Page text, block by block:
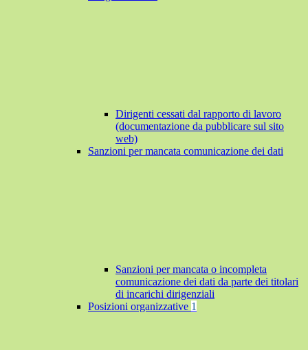
Dirigenti cessati dal rapporto di lavoro
(documentazione da pubblicare sul sito
web)
Sanzioni per mancata comunicazione dei dati
Sanzioni per mancata o incompleta
comunicazione dei dati da parte dei titolari
di incarichi dirigenziali
Posizioni organizzative 1